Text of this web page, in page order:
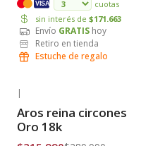
VISA
cuotas
sin interés de $171.663
Envío GRATIS hoy
Retiro en tienda
Estuche de regalo
Envío Gratis
|
Aros reina circones
Oro 18k